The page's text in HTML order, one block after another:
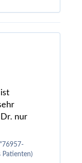
nur
Patienten)